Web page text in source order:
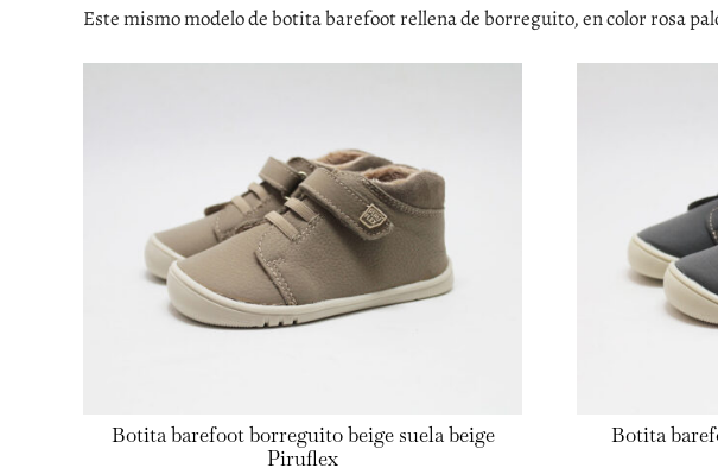
Este mismo modelo de botita barefoot rellena de borreguito, en color rosa
Botita barefoot borreguito beige suela beige
Piruflex
Botita